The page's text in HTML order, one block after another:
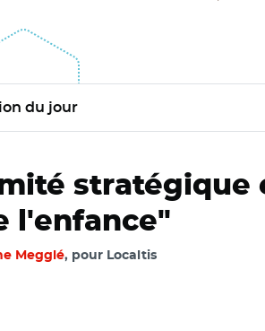
du jour
l'enfance"
Megglé, pour Localtis